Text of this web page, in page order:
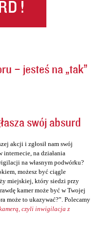
– jesteś na „tak”
swój absurd
akcji i zgłosił nam swój
internecie, na działania
na własnym podwórku?
możesz być ciągle
miejskiej, który siedzi przy
kamer może być w Twojej
może to ukazywać?”. Polecamy
czyli inwigilacja z